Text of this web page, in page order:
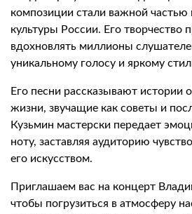
композиции стали важной частью
культуры России. Его творчество
вдохновлять миллионы
уникальному голосу и яркому
Его песни рассказывают истории
жизни, звучащие как советы и
Кузьмин мастерски передает
ноту, заставляя аудиторию
его искусством.
Приглашаем вас на концерт
чтобы погрузиться в атмосферу